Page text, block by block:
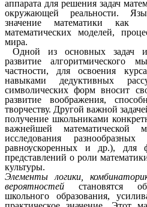
аппарата для решения задач
окружающей реальности.
значение математики как
математических моделей,
мира.
Одной из основных задач
развитие алгоритмического
частности, для освоения
навыками дедуктивных
символических форм вносит
развитие воображения,
творчеству. Другой важной
получение школьниками
важнейшей
исследования
равноускоренных и др.), для
представлений о роли
культуры.
Элементы логики,
вероятностей становятся
школьного образования,